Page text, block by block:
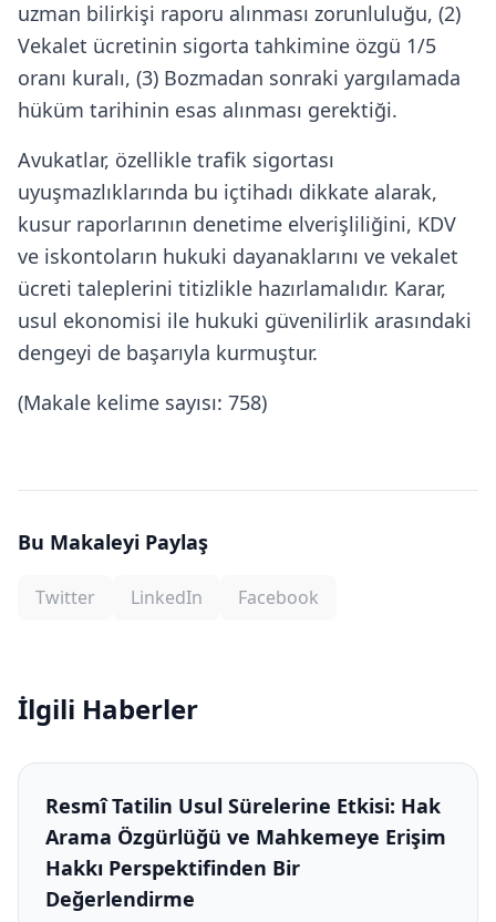
uzman bilirkişi raporu alınması zorunluluğu, (2)
Vekalet ücretinin sigorta tahkimine özgü 1/5
oranı kuralı, (3) Bozmadan sonraki yargılamada
hüküm tarihinin esas alınması gerektiği.
Avukatlar, özellikle trafik sigortası
uyuşmazlıklarında bu içtihadı dikkate alarak,
kusur raporlarının denetime elverişliliğini, KDV
ve iskontoların hukuki dayanaklarını ve vekalet
ücreti taleplerini titizlikle hazırlamalıdır. Karar,
usul ekonomisi ile hukuki güvenilirlik arasındaki
dengeyi de başarıyla kurmuştur.
(Makale kelime sayısı: 758)
Bu Makaleyi Paylaş
Twitter LinkedIn Facebook
İlgili Haberler
Resmî Tatilin Usul Sürelerine Etkisi: Hak
Arama Özgürlüğü ve Mahkemeye Erişim
Hakkı Perspektifinden Bir
Değerlendirme